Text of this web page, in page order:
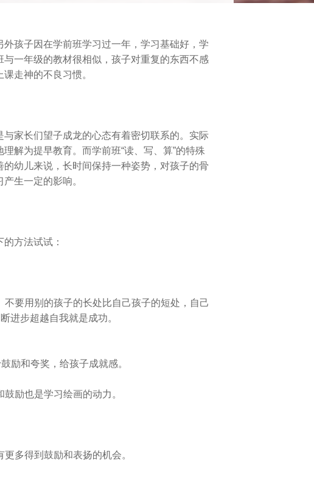
孩子因在学前班学习过一年，学习基础好，学
一年级的教材很相似，孩子对重复的东西不感
走神的不良习惯。
家长们望子成龙的心态有着密切联系的。实际
解为提早教育。而学前班“读、写、算”的特殊
幼儿来说，长时间保持一种姿势，对孩子的骨
生一定的影响。
方法试试：
要用别的孩子的长处比自己孩子的短处，自己
进步超越自我就是成功。
励和夸奖，给孩子成就感。
励也是学习绘画的动力。
多得到鼓励和表扬的机会。